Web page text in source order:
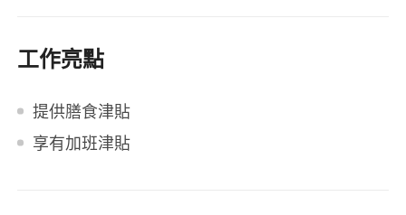
工作亮點
提供膳食津貼
享有加班津貼